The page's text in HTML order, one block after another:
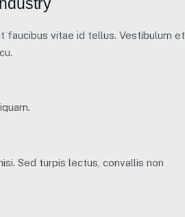
faucibus vitae id tellus. Vestibulum et
Sed turpis lectus, convallis non